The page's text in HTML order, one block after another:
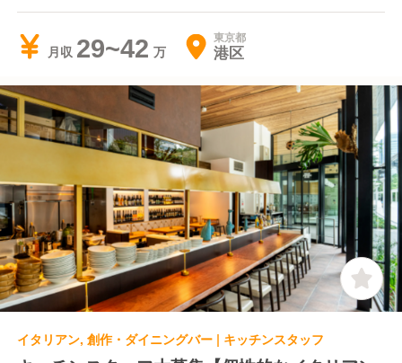
月収 29~42 東京都
港区
イタリアン, 創作・ダイニングバー | キッチンスタッフ